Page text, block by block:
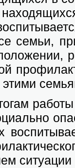
се­мьи,
эти­ми
си­ту­а­ции